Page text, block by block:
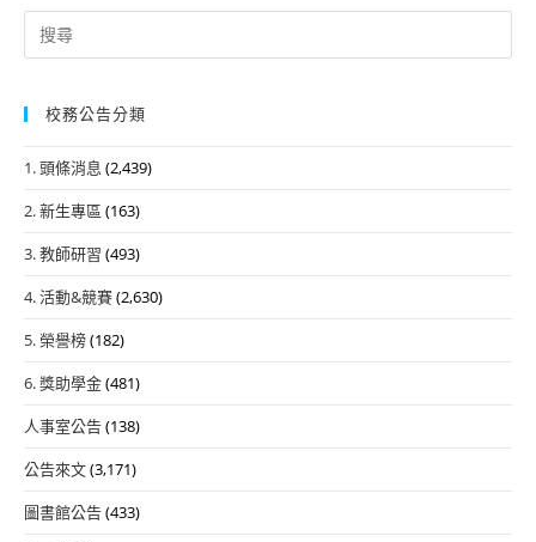
Search
for:
校務公告分類
1. 頭條消息 (2,439)
2. 新生專區 (163)
3. 教師研習 (493)
4. 活動&競賽(2,630)
5. 榮譽榜(182)
6. 獎助學金(481)
人事室公告(138)
公告來文(3,171)
圖書館公告(433)